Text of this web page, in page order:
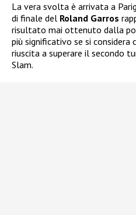
La vera svolta è arrivata a
di finale del Roland Garros
risultato mai ottenuto dalla
più significativo se si considera
riuscita a superare il secondo
Slam.